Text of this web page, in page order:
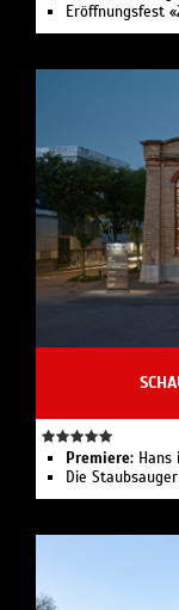
Eröffnungsfest
Premiere: Hans
Die